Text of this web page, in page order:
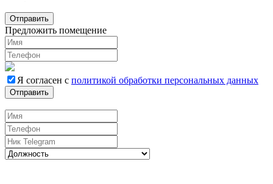
Отправить
Предложить помещение
Я согласен с политикой обработки персональных данных
Отправить